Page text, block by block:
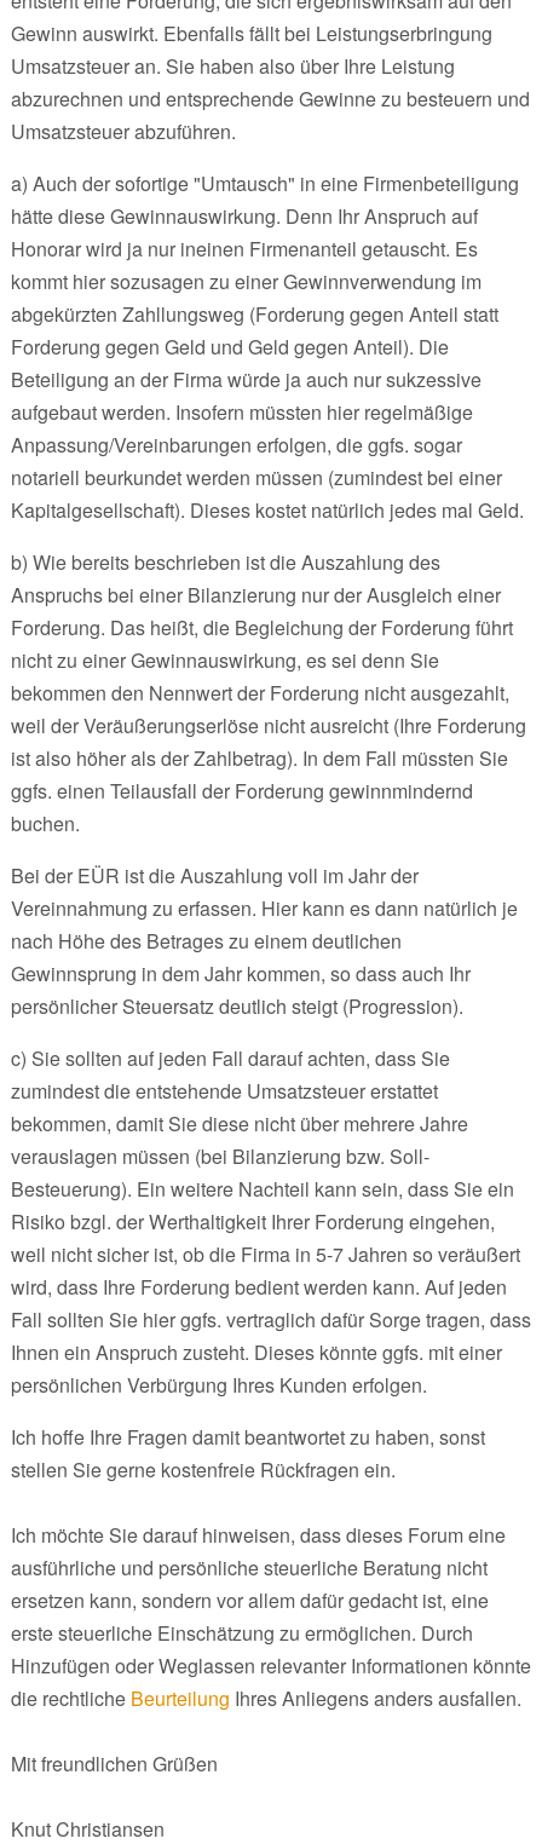
Gewinn auswirkt. Ebenfalls fällt bei Leistungserbringung
Umsatzsteuer an. Sie haben also über Ihre Leistung
abzurechnen und entsprechende Gewinne zu besteuern und
Umsatzsteuer abzuführen.
a) Auch der sofortige "Umtausch" in eine Firmenbeteiligung
hätte diese Gewinnauswirkung. Denn Ihr Anspruch auf
Honorar wird ja nur ineinen Firmenanteil getauscht. Es
kommt hier sozusagen zu einer Gewinnverwendung im
abgekürzten Zahllungsweg (Forderung gegen Anteil statt
Forderung gegen Geld und Geld gegen Anteil). Die
Beteiligung an der Firma würde ja auch nur sukzessive
aufgebaut werden. Insofern müssten hier regelmäßige
Anpassung/Vereinbarungen erfolgen, die ggfs. sogar
notariell beurkundet werden müssen (zumindest bei einer
Kapitalgesellschaft). Dieses kostet natürlich jedes mal Geld.
b) Wie bereits beschrieben ist die Auszahlung des
Anspruchs bei einer Bilanzierung nur der Ausgleich einer
Forderung. Das heißt, die Begleichung der Forderung führt
nicht zu einer Gewinnauswirkung, es sei denn Sie
bekommen den Nennwert der Forderung nicht ausgezahlt,
weil der Veräußerungserlöse nicht ausreicht (Ihre Forderung
ist also höher als der Zahlbetrag). In dem Fall müssten Sie
ggfs. einen Teilausfall der Forderung gewinnmindernd
buchen.
Bei der EÜR ist die Auszahlung voll im Jahr der
Vereinnahmung zu erfassen. Hier kann es dann natürlich je
nach Höhe des Betrages zu einem deutlichen
Gewinnsprung in dem Jahr kommen, so dass auch Ihr
persönlicher Steuersatz deutlich steigt (Progression).
c) Sie sollten auf jeden Fall darauf achten, dass Sie
zumindest die entstehende Umsatzsteuer erstattet
bekommen, damit Sie diese nicht über mehrere Jahre
verauslagen müssen (bei Bilanzierung bzw. Soll-
Besteuerung). Ein weitere Nachteil kann sein, dass Sie ein
Risiko bzgl. der Werthaltigkeit Ihrer Forderung eingehen,
weil nicht sicher ist, ob die Firma in 5-7 Jahren so veräußert
wird, dass Ihre Forderung bedient werden kann. Auf jeden
Fall sollten Sie hier ggfs. vertraglich dafür Sorge tragen, dass
Ihnen ein Anspruch zusteht. Dieses könnte ggfs. mit einer
persönlichen Verbürgung Ihres Kunden erfolgen.
Ich hoffe Ihre Fragen damit beantwortet zu haben, sonst
stellen Sie gerne kostenfreie Rückfragen ein.
Ich möchte Sie darauf hinweisen, dass dieses Forum eine
ausführliche und persönliche steuerliche Beratung nicht
ersetzen kann, sondern vor allem dafür gedacht ist, eine
erste steuerliche Einschätzung zu ermöglichen. Durch
Hinzufügen oder Weglassen relevanter Informationen könnte
die rechtliche Beurteilung Ihres Anliegens anders ausfallen.
Mit freundlichen Grüßen
Knut Christiansen